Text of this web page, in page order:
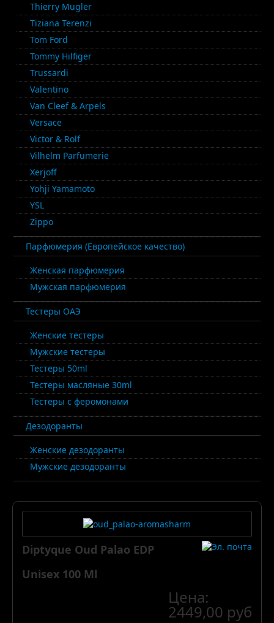
Thierry Mugler
Tiziana Terenzi
Tom Ford
Tommy Hilfiger
Trussardi
Valentino
Van Cleef & Arpels
Versace
Victor & Rolf
Vilhelm Parfumerie
Xerjoff
Yohji Yamamoto
YSL
Zippo
Парфюмерия (Европейское качество)
Женская парфюмерия
Мужская парфюмерия
Тестеры ОАЭ
Женские тестеры
Мужские тестеры
Тестеры 50ml
Тестеры масляные 30ml
Тестеры с феромонами
Дезодоранты
Женские дезодоранты
Мужские дезодоранты
Diptyque Oud Palao EDP
Unisex 100 Ml
Цена:
2449,00 руб